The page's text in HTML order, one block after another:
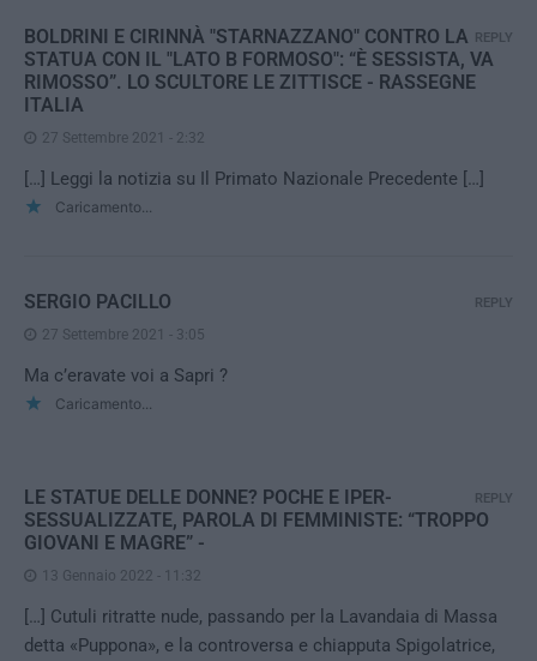
BOLDRINI E CIRINNÀ "STARNAZZANO" CONTRO LA
STATUA CON IL "LATO B FORMOSO": “È SESSISTA, VA
RIMOSSO”. LO SCULTORE LE ZITTISCE - RASSEGNE
ITALIA
27 Settembre 2021 - 2:32
[…] Leggi la notizia su Il Primato Nazionale Precedente […]
Caricamento...
REPLY
SERGIO PACILLO
27 Settembre 2021 - 3:05
Ma c’eravate voi a Sapri ?
Caricamento...
REPLY
LE STATUE DELLE DONNE? POCHE E IPER-
SESSUALIZZATE, PAROLA DI FEMMINISTE: “TROPPO
GIOVANI E MAGRE” -
13 Gennaio 2022 - 11:32
[…] Cutuli ritratte nude, passando per la Lavandaia di Massa
detta «Puppona», e la controversa e chiapputa Spigolatrice,
REPLY